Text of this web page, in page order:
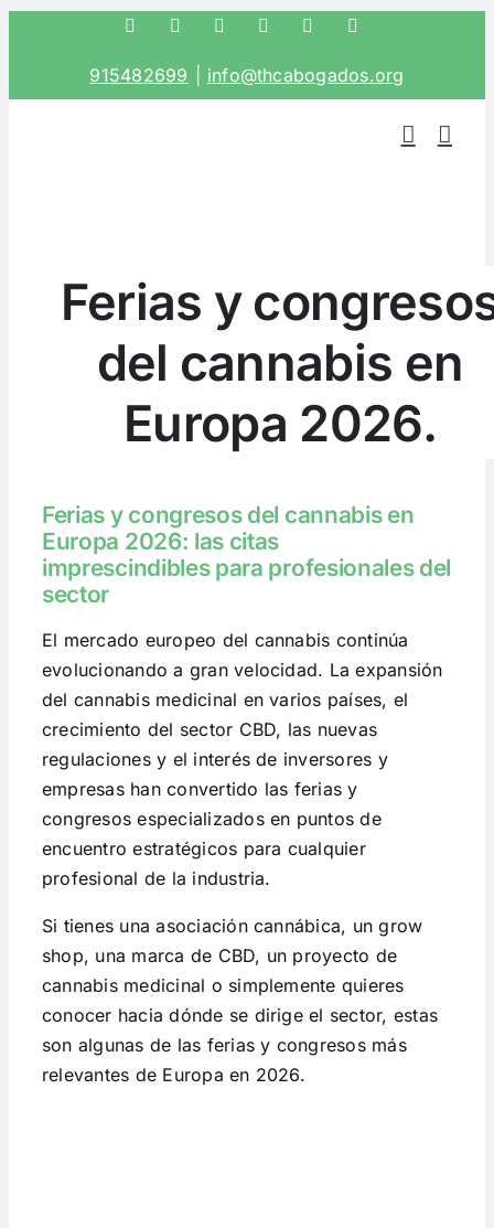
contenido
FacebookTwitter InstagramLinkedInCorreo
915482699 info@thcabogados.org
Ferias y
del cannabis en
Europa 2026.
Ferias y congresos del cannabis en
Europa 2026: las citas
imprescindibles para profesionales del
sector
El mercado europeo del cannabis continúa
evolucionando a gran velocidad. La expansión
del cannabis medicinal en varios países, el
crecimiento del sector CBD, las nuevas
regulaciones y el interés de inversores y
empresas han convertido las ferias y
congresos especializados en puntos de
encuentro estratégicos para cualquier
profesional de la industria.
Si tienes una asociación cannábica, un grow
shop, una marca de CBD, un proyecto de
cannabis medicinal o simplemente quieres
conocer hacia dónde se dirige el sector, estas
son algunas de las ferias y congresos más
relevantes de Europa en 2026.